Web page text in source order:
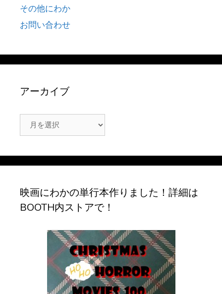
その他にわか
お問い合わせ
アーカイブ
ー
映画にわかの単行本作りました！詳細は
BOOTH内ストアで！